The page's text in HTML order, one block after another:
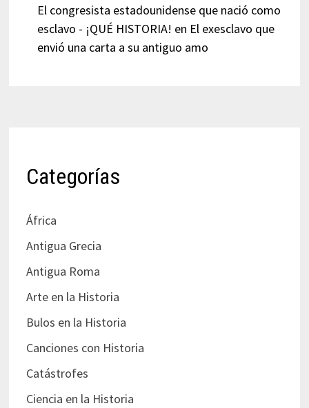
El congresista estadounidense que nació como
esclavo - ¡QUÉ HISTORIA! en El exesclavo que
envió una carta a su antiguo amo
Categorías
África
Antigua Grecia
Antigua Roma
Arte en la Historia
Bulos en la Historia
Canciones con Historia
Catástrofes
Ciencia en la Historia